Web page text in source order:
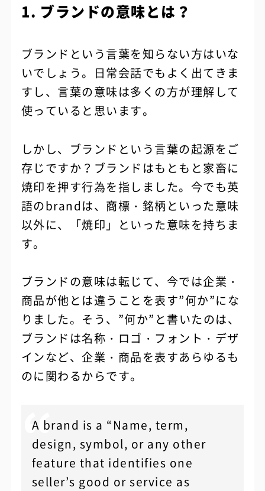
1. ブランドの意味とは？
ブランドという言葉を知らない方はいな
いでしょう。日常会話でもよく出てきま
すし、言葉の意味は多くの方が理解して
使っていると思います。
しかし、ブランドという言葉の起源をご
存じですか？ブランドはもともと家畜に
焼印を押す行為を指しました。今でも英
語のbrandは、商標・銘柄といった意味
以外に、「焼印」といった意味を持ちま
す。
ブランドの意味は転じて、今では企業・
商品が他とは違うことを表す”何か”にな
りました。そう、”何か”と書いたのは、
ブランドは名称・ロゴ・フォント・デザ
インなど、企業・商品を表すあらゆるも
のに関わるからです。
A brand is a “Name, term,
design, symbol, or any other
feature that identifies one
seller’s good or service as